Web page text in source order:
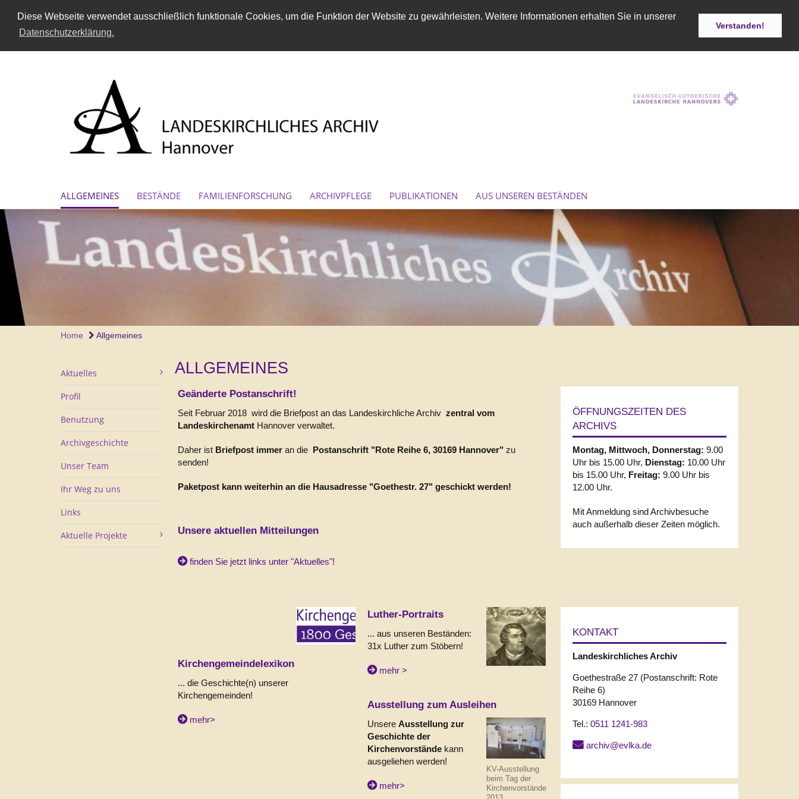
Diese Webseite verwendet ausschließlich funktionale Cookies, um die Funktion der Website zu gewährleisten. Weitere Informationen erhalten Sie in unserer
Datenschutzerklärung.
Verstanden!
ALLGEMEINES BESTÄNDE FAMILIENFORSCHUNG ARCHIVPFLEGE PUBLIKATIONEN AUS UNSEREN BESTÄNDEN
Home Allgemeines
Aktuelles
Profil
Benutzung
Archivgeschichte
Unser Team
Ihr Weg zu uns
Links
Aktuelle Projekte
ALLGEMEINES
Geänderte Postanschrift!
Seit Februar 2018 wird die Briefpost an das Landeskirchliche Archiv zentral vom
LandeskirchenamtHannover verwaltet.
Daher istBriefpost immer an diePostanschrift "Rote Reihe 6, 30169 Hannover" zu
senden!
Paketpost kann weiterhin an die Hausadresse "Goethestr. 27" geschickt werden!
Unsere aktuellen Mitteilungen
finden Sie jetzt links unter "Aktuelles"!
ÖFFNUNGSZEITEN DES
ARCHIVS
Montag, Mittwoch, Donnerstag: 9.00
Uhr bis 15.00 Uhr, Dienstag: 10.00 Uhr
bis 15.00 Uhr, Freitag: 9.00 Uhr bis
12.00 Uhr.
Mit Anmeldung sind Archivbesuche
auch außerhalb dieser Zeiten möglich.
Kirchengemeindelexikon
... die Geschichte(n) unserer
Kirchengemeinden!
mehr>
Luther-Portraits
... aus unseren Beständen:
31x Luther zum Stöbern!
mehr >
Ausstellung zum Ausleihen
KV-Ausstellung
beim Tag der
Kirchenvorstände
UnsereAusstellung zur
Geschichte der
Kirchenvorstände kann
ausgeliehen werden!
mehr>
KONTAKT
Landeskirchliches Archiv
Goethestraße 27 (Postanschrift: Rote
Reihe 6)
30169 Hannover
Tel.: 0511 1241-983
archiv@evlka.de